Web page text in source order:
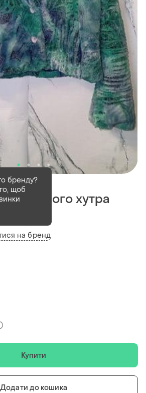
штучного хутра
бренду?
щоб
на бренд
Купити
Додати до кошика